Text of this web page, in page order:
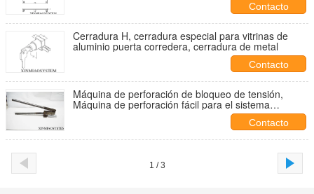
Contacto
Cerradura H, cerradura especial para vitrinas de
aluminio puerta corredera, cerradura de metal
Contacto
Máquina de perforación de bloqueo de tensión,
Máquina de perforación fácil para el sistema
Octanorm, Máquina de perforación portátil
Contacto
1 / 3